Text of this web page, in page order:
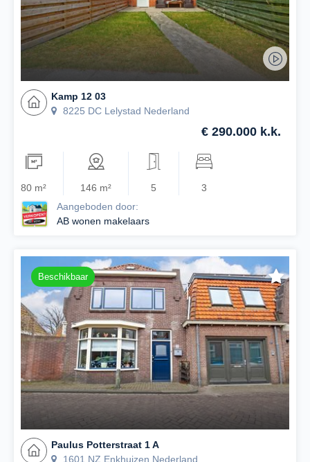
Kamp 12 03
8225 DC Lelystad Nederland
€ 290.000 k.k.
80 m² 146 m² 5
3
Aangeboden door:
AB wonen makelaars
Beschikbaar
Paulus Potterstraat 1 A
1601 NZ Enkhuizen Nederland